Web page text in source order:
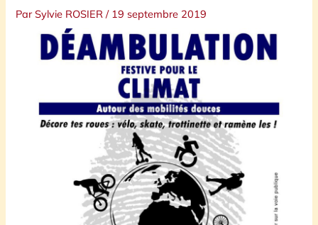
ParSylvie ROSIER/ 19 septembre 2019